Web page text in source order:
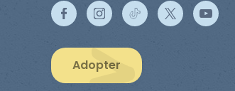
Adopter